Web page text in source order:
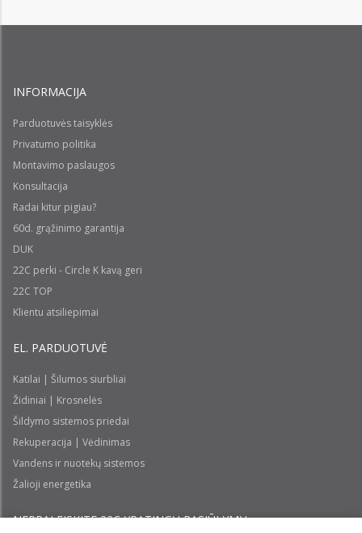
INFORMACIJA
Parduotuvės taisyklės
Privatumo politika
Montavimo paslaugos
Konsultacija
Radai kitur pigiau?
60d. grąžinimo garantija
DUK
22C perki - Circle K kavą geri
22C TOP
Klientu atsiliepimai
EL. PARDUOTUVĖ
Katilai | Šilumos siurbliai
Židiniai | Krosnelės
Šildymo sistemos priedai
Rekuperacija | Vėdinimas
Vandens ir nuotekų sistemos
Žalioji energetika
NEPRALEISKITE 22С YPATINGŲ PASIŪLYMŲ: